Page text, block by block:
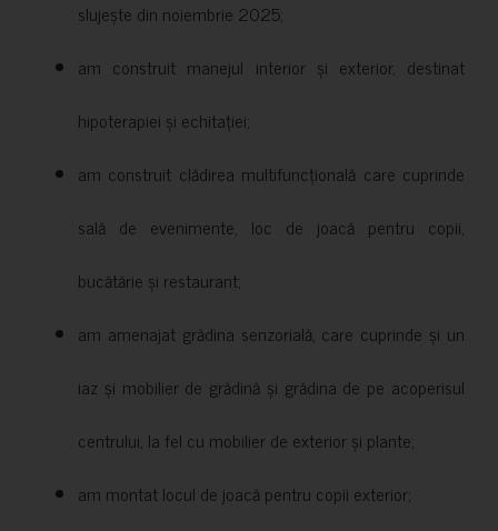
slujește din noiembrie 2025;
am construit manejul interior și exterior, destinat
hipoterapiei și echitației;
am construit clădirea multifuncțională care cuprinde
sală de evenimente, loc de joacă pentru copii,
bucătărie și restaurant;
am amenajat grădina senzorială, care cuprinde și un
iaz și mobilier de grădină și grădina de pe acoperisul
centrului, la fel cu mobilier de exterior și plante;
am montat locul de joacă pentru copii exterior;